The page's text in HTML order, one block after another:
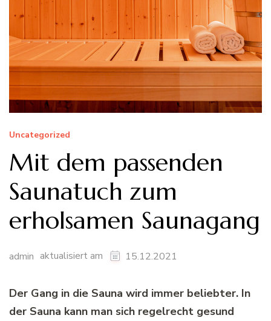
Uncategorized
Mit dem passenden
Saunatuch zum
erholsamen Saunagang
admin aktualisiert am 15.12.2021
Der Gang in die Sauna wird immer beliebter. In
der Sauna kann man sich regelrecht gesund